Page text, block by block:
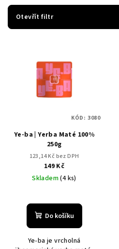
r
Otevřít filtr
Ye-ba | Yerba Maté 100%
250g
123,14 Kč bez DPH
149 Kč
Skladem(4 ks)
Do košíku
Ye-ba je vrcholná
KÓD: 3080